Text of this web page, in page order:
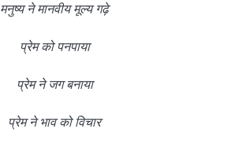
मनुष्य ने मानवीय मूल्य गढ़े
प्रेम को पनपाया
प्रेम ने जग बनाया
प्रेम ने भाव को विचार